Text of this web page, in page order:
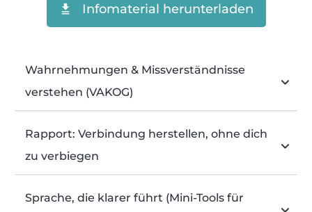
Infomaterial herunterladen
Wahrnehmungen & Missverständnisse
verstehen (VAKOG)
Rapport: Verbindung herstellen, ohne dich
zu verbiegen
Sprache, die klarer führt (Mini-Tools für